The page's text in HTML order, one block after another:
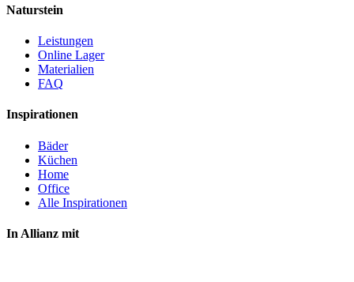
Naturstein
Leistungen
Online Lager
Materialien
FAQ
Inspirationen
Bäder
Küchen
Home
Office
Alle Inspirationen
In Allianz mit